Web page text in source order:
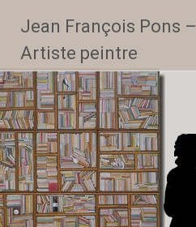
Jean François Pons –
Artiste peintre